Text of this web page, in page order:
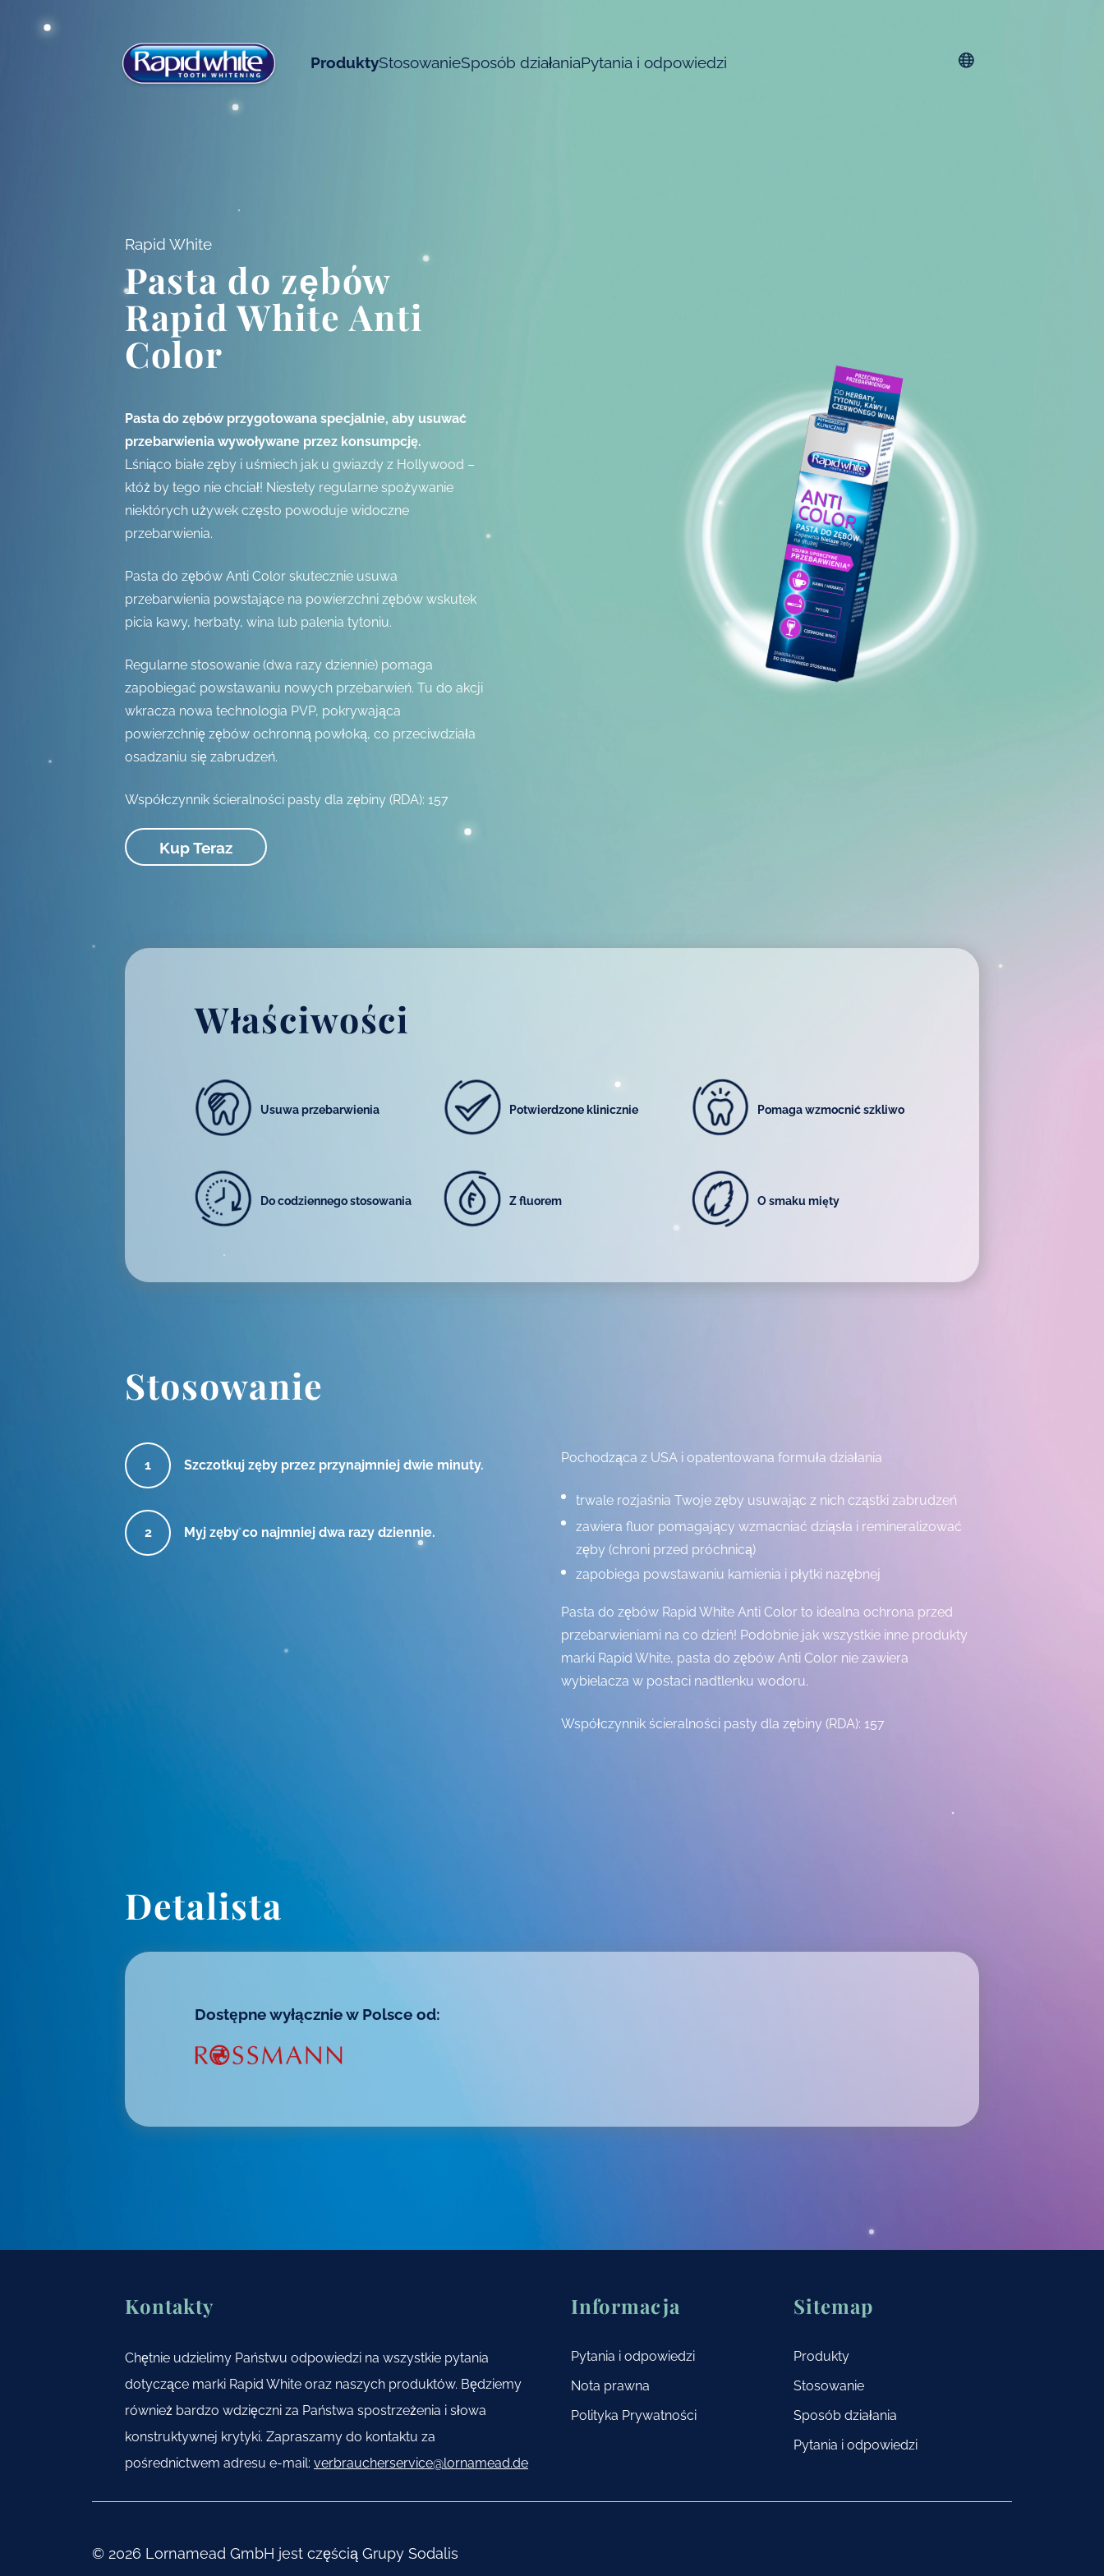
ProduktyStosowanieSposób działaniaPytania i odpowiedzi
Plski
Rapid White
Pasta do zębów
Rapid White Anti
Color
Pasta do zębów przygotowana specjalnie, aby usuwać
przebarwienia wywoływane przez konsumpcję.
Lśniąco białe zęby i uśmiech jak u gwiazdy z Hollywood –
któż by tego nie chciał! Niestety regularne spożywanie
niektórych używek często powoduje widoczne
przebarwienia.
Pasta do zębów Anti Color skutecznie usuwa
przebarwienia powstające na powierzchni zębów wskutek
picia kawy, herbaty, wina lub palenia tytoniu.
Regularne stosowanie (dwa razy dziennie) pomaga
zapobiegać powstawaniu nowych przebarwień. Tu do akcji
wkracza nowa technologia PVP, pokrywająca
powierzchnię zębów ochronną powłoką, co przeciwdziała
osadzaniu się zabrudzeń.
Współczynnik ścieralności pasty dla zębiny (RDA): 157
Kup Teraz
Właściwości
Usuwa przebarwienia Potwierdzone klinicznie Pomaga wzmocnić szkliwo
Do codziennego stosowania Z fluorem O smaku mięty
Stosowanie
Szczotkuj zęby przez przynajmniej dwie minuty.
Myj zęby co najmniej dwa razy dziennie.
Pochodząca z USA i opatentowana formuła działania
trwale rozjaśnia Twoje zęby usuwając z nich cząstki zabrudzeń
zawiera fluor pomagający wzmacniać dziąsła i remineralizować
zęby (chroni przed próchnicą)
zapobiega powstawaniu kamienia i płytki nazębnej
Pasta do zębów Rapid White Anti Color to idealna ochrona przed
przebarwieniami na co dzień! Podobnie jak wszystkie inne produkty
marki Rapid White, pasta do zębów Anti Color nie zawiera
wybielacza w postaci nadtlenku wodoru.
Współczynnik ścieralności pasty dla zębiny (RDA): 157
Detalista
Dostępne wyłącznie w Polsce od:
Kontakty
Chętnie udzielimy Państwu odpowiedzi na wszystkie pytania
dotyczące marki Rapid White oraz naszych produktów. Będziemy
również bardzo wdzięczni za Państwa spostrzeżenia i słowa
konstruktywnej krytyki. Zapraszamy do kontaktu za
pośrednictwem adresu e-mail: verbraucherservice@lornamead.de
Informacja
Pytania i odpowiedzi
Nota prawna
Polityka Prywatności
Sitemap
Produkty
Stosowanie
Sposób działania
Pytania i odpowiedzi
© 2026 Lornamead GmbH jest częścią Grupy Sodalis